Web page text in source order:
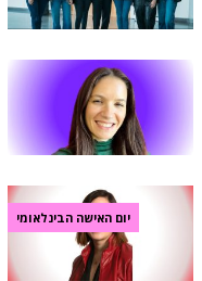
יום האישה הבינלאומי